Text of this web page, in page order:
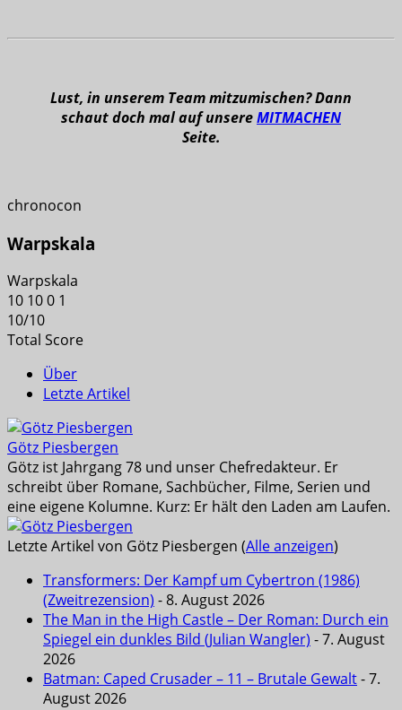
Lust, in unserem Team mitzumischen? Dann
schaut doch mal auf unsereMITMACHEN
Seite.
chronocon
Warpskala
Warpskala
10 100 1
10/10
Total Score
Über
Letzte Artikel
Götz Piesbergen
Götz ist Jahrgang 78 und unser Chefredakteur. Er
schreibt über Romane, Sachbücher, Filme, Serien und
eine eigene Kolumne. Kurz: Er hält den Laden am Laufen.
Letzte Artikel von Götz Piesbergen (Alle anzeigen)
Transformers: Der Kampf um Cybertron (1986)
(Zweitrezension) - 8. August 2026
The Man in the High Castle – Der Roman: Durch ein
Spiegel ein dunkles Bild (Julian Wangler) - 7. August
2026
Batman: Caped Crusader – 11 – Brutale Gewalt- 7.
August 2026